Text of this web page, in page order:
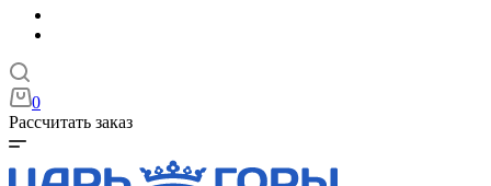
0
Рассчитать заказ